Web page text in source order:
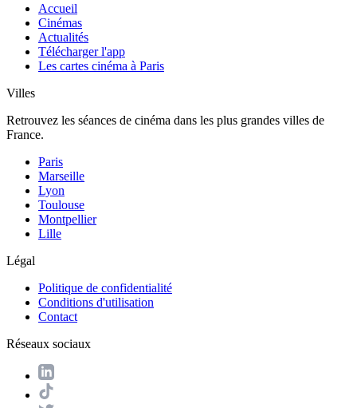
Accueil
Cinémas
Actualités
Télécharger l'app
Les cartes cinéma à Paris
Villes
Retrouvez les séances de cinéma dans les plus grandes villes de
France.
Paris
Marseille
Lyon
Toulouse
Montpellier
Lille
Légal
Politique de confidentialité
Conditions d'utilisation
Contact
Réseaux sociaux